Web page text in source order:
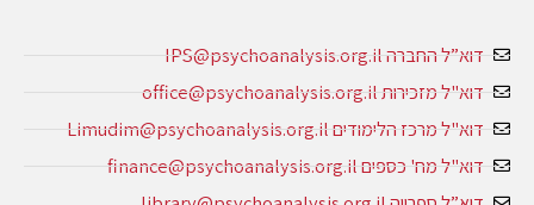
דוא”ל החברה IPS@psychoanalysis.org.il
דוא"ל מזכירות office@psychoanalysis.org.il
דוא"ל מרכז הלימודים Limudim@psychoanalysis.org.il
דוא"ל מח' כספים finance@psychoanalysis.org.il